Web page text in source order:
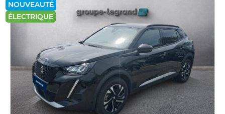
NOUVEAUTÉ
ÉLECTRIQUE